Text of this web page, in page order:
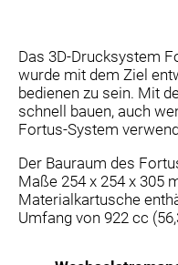
Das 3D-Drucksystem
wurde mit dem Ziel
bedienen zu sein. Mit
schnell bauen, auch
Fortus-System
Der Bauraum des
Maße 254 x 254 x 305
Materialkartusche
Umfang von 922 cc